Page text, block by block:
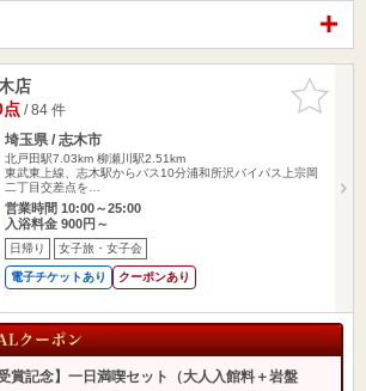
お気に入
りに追加
店
点/ 84 件
埼玉県 / 志木市
北戸田駅7.03km 柳瀬川駅2.51km
東武東上線、志木駅からバス10分浦和所沢バイパス上宗岡
二丁目交差点を…
営業時間 10:00～25:00
入浴料金 900円～
日帰り 女子旅・女子会
電子チケットあり クーポンあり
賞記念】一日満喫セット（大人入館料＋岩盤